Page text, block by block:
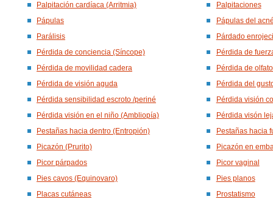
Palpitación cardíaca (Arritmia)
Palpitaciones
Pápulas
Pápulas del
Parálisis
Párdado
Pérdida de conciencia (Síncope)
Pérdida de
Pérdida de movilidad cadera
Pérdida de
Pérdida de visión aguda
Pérdida del
Pérdida sensibilidad escroto /periné
Pérdida visión
Pérdida visión en el niño (Ambliopía)
Pérdida visón
Pestañas hacia dentro (Entropión)
Pestañas hacia
Picazón (Prurito)
Picazón en
Picor párpados
Picor vaginal
Pies cavos (Equinovaro)
Pies planos
Placas cutáneas
Prostatismo